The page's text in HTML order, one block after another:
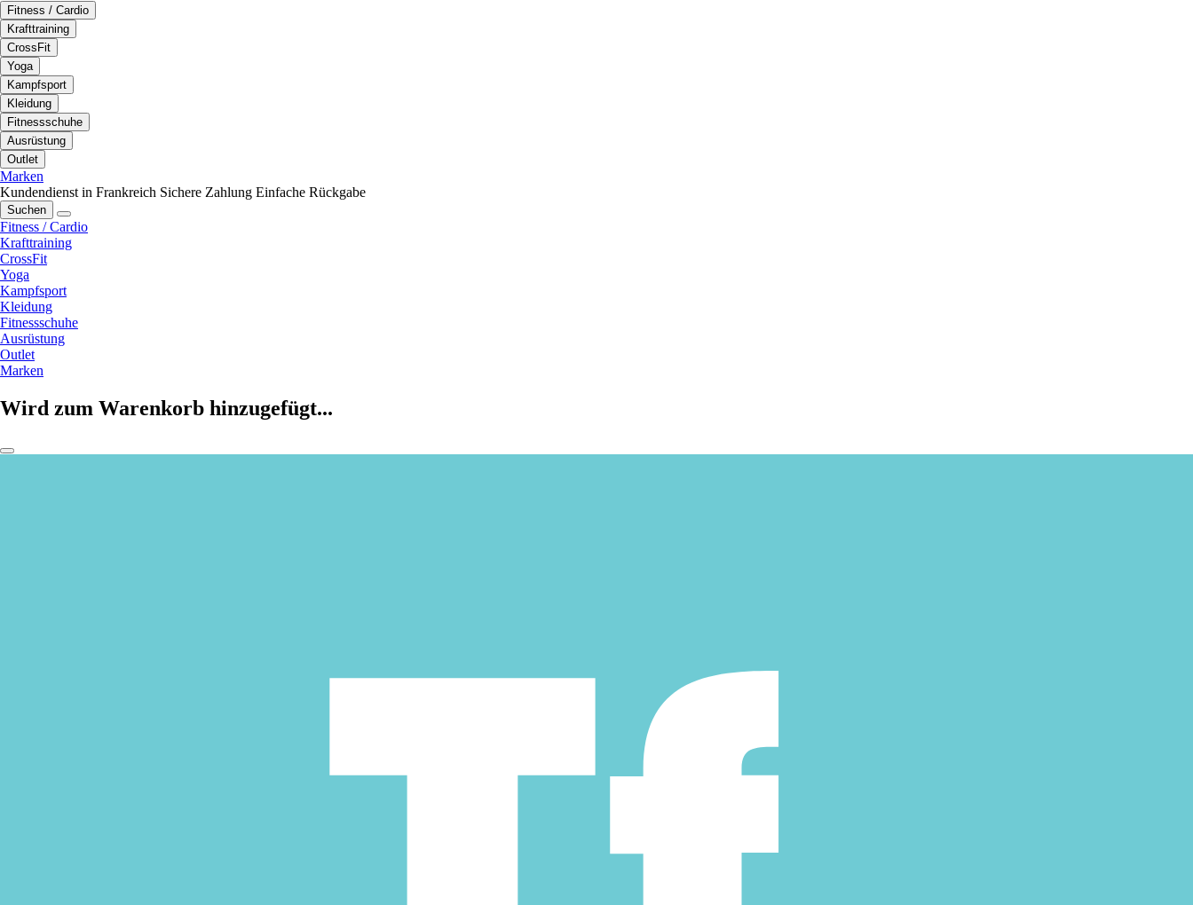
Fitness / Cardio
Krafttraining
CrossFit
Yoga
Kampfsport
Kleidung
Fitnessschuhe
Ausrüstung
Outlet
Marken
Kundendienst in Frankreich Sichere Zahlung Einfache Rückgabe
Suchen
Fitness / Cardio
Krafttraining
CrossFit
Yoga
Kampfsport
Kleidung
Fitnessschuhe
Ausrüstung
Outlet
Marken
Wird zum Warenkorb hinzugefügt...